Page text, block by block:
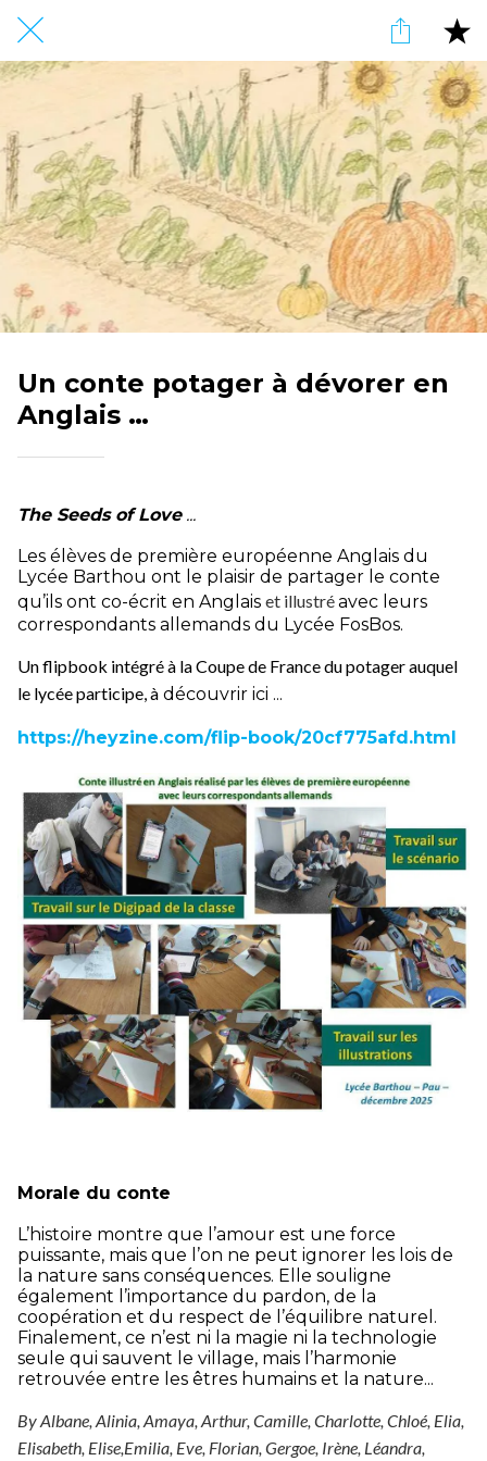
Un conte potager à dévorer en
Anglais …
The Seeds of Love...
Les élèves de première européenne Anglais du
Lycée Barthou ont le plaisir de partager le conte
qu’ils ont co-écrit en Anglais et illustréavec leurs
correspondants allemands du Lycée FosBos.
Un flipbook intégré à la Coupe de France du potager auquel
le lycée participe, à découvrir ici ...
https://heyzine.com/flip-book/20cf775afd.html
Morale du conte
L’histoire montre que l’amour est une force
puissante, mais que l’on ne peut ignorer les lois de
la nature sans conséquences. Elle souligne
également l’importance du pardon, de la
coopération et du respect de l’équilibre naturel.
Finalement, ce n’est ni la magie ni la technologie
seule qui sauvent le village, mais l’harmonie
retrouvée entre les êtres humains et la nature...
By Albane, Alinia, Amaya, Arthur, Camille, Charlotte, Chloé, Elia,
Elisabeth, Elise,Emilia, Eve, Florian, Gergoe, Irène, Léandra,